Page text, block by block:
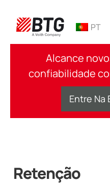
conteúdo
PT
Alcance
confiabilidade
Entre Na
Retenção